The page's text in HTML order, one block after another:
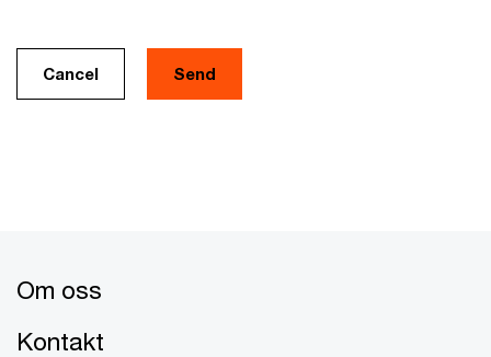
Cancel
Om oss
Kontakt